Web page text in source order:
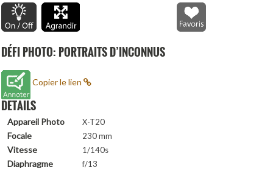
DÉFI PHOTO: PORTRAITS D’INCONNUS
Copier le lien
DETAILS
Appareil Photo X-T20
Focale 230 mm
Vitesse 1/140s
Diaphragme f/13